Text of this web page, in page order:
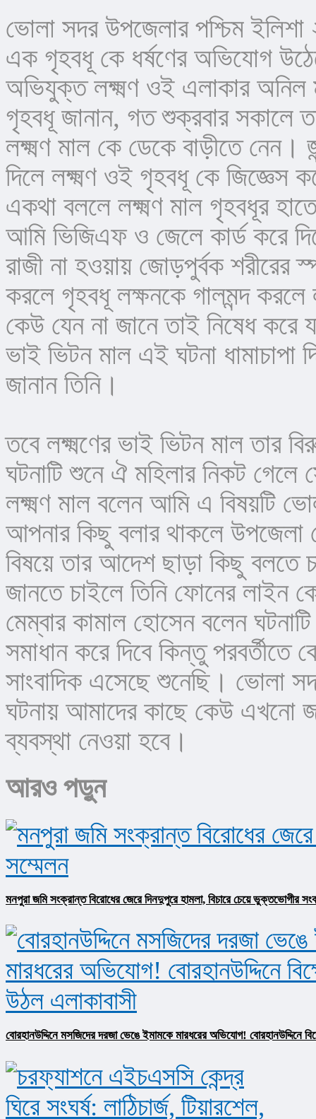
ভোলা সদর উপজেলার পশ্চিম ইলিশা
এক গৃহবধূ কে ধর্ষণের অভিযোগ
অভিযুক্ত লক্ষ্মণ ওই এলাকার
গৃহবধূ জানান, গত শুক্রবার সকালে
লক্ষ্মণ মাল কে ডেকে বাড়ীতে নেন।
দিলে লক্ষ্মণ ওই গৃহবধূ কে জিজ্ঞেস
একথা বললে লক্ষ্মণ মাল গৃহবধূর
আমি ভিজিএফ ও জেলে কার্ড করে
রাজী না হওয়ায় জোড়পুর্বক শরীরের
করলে গৃহবধূ লক্ষনকে গালমন্দ
কেউ যেন না জানে তাই নিষেধ করে
ভাই ভিটন মাল এই ঘটনা
জানান তিনি।
তবে লক্ষ্মণের ভাই ভিটন মাল তার
ঘটনাটি শুনে ঐ মহিলার নিকট
লক্ষ্মণ মাল বলেন আমি এ বিষয়টি
আপনার কিছু বলার থাকলে উপজেলা
বিষয়ে তার আদেশ ছাড়া কিছু বলতে
জানতে চাইলে তিনি ফোনের লাইন
মেম্বার কামাল হোসেন বলেন
সমাধান করে দিবে কিন্তু পরবর্তীতে
সাংবাদিক এসেছে শুনেছি। ভোলা
ঘটনায় আমাদের কাছে কেউ এখনো
ব্যবস্থা নেওয়া হবে।
আরও পড়ুন
মনপুরা জমি সংক্রান্ত বিরোধের জেরে দিনদুপুরে হামলা, বিচারে চেয়ে ভুক্তভোগীর
বোরহানউদ্দিনে মসজিদের দরজা ভেঙে ইমামকে মারধরের অভিযোগ! বোরহানউদ্দিনে